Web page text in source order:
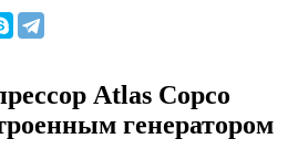
Atlas Copco
генератором